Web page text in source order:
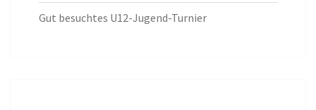
Gut besuchtes U12-Jugend-Turnier